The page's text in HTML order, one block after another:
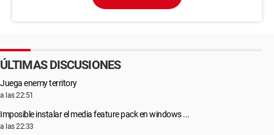
ÚLTIMAS DISCUSIONES
Juega enemy territory
a las 22:51
Imposible instalar el media feature pack en windows ...
a las 22:33